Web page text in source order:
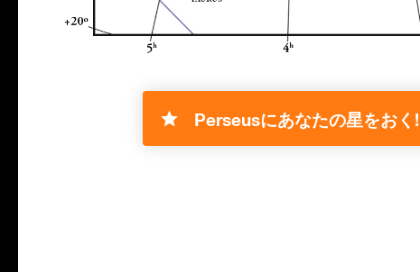
Perseusにあなたの星をおく!